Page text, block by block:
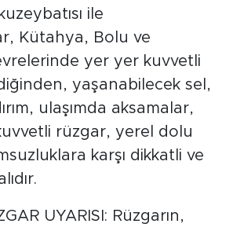
ile
Kütahya, Bolu ve
yer yer kuvvetli
yaşanabilecek sel,
ulaşımda aksamalar,
rüzgar, yerel dolu
karşı dikkatli ve
UYARISI: Rüzgarın,